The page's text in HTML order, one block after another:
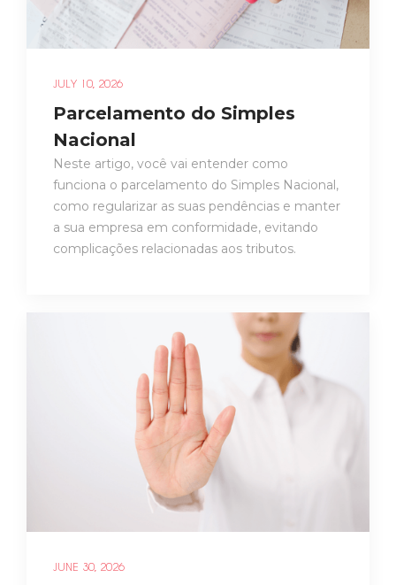
JULY 10, 2026
Parcelamento do Simples
Nacional
Neste artigo, você vai entender como
funciona o parcelamento do Simples Nacional,
como regularizar as suas pendências e manter
a sua empresa em conformidade, evitando
complicações relacionadas aos tributos.
JUNE 30, 2026